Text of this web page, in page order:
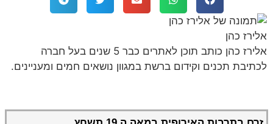
אלירז כהן
אלירז כהן כותב תוכן לאתרים כבר 5 שנים בעל חברה
לכתיבת תכנים וקידום ברשת במגוון נושאים חמים ומעניינים.